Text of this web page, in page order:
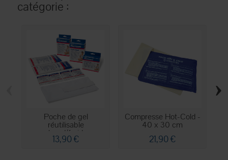
catégorie :
Poche de gel
réutilisable
chaud/froid...
13,90 €
Compresse Hot-Cold -
40 x 30 cm
21,90 €
›